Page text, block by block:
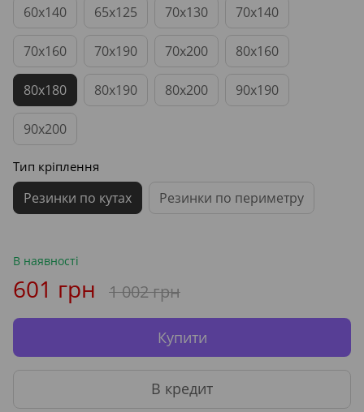
60x140 65x125 70x130 70x140
70x160 70x190 70x200 80x160
80x180 80x190 80x200 90x190
90x200
Тип кріплення
Резинки по кутах Резинки по периметру
В наявності
601 грн 1 002 грн
Купити
В кредит